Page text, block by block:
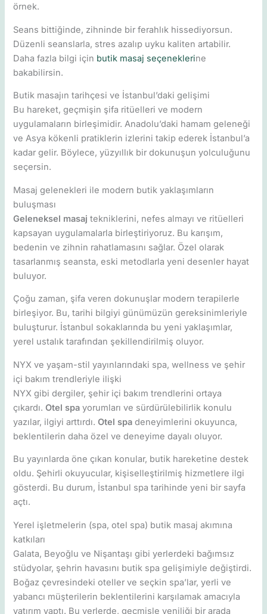
örnek.
Seans bittiğinde, zihninde bir ferahlık hissediyorsun.
Düzenli seanslarla, stres azalıp uyku kaliten artabilir.
Daha fazla bilgi için butik masaj seçeneklerine
bakabilirsin.
Butik masajın tarihçesi ve İstanbul’daki gelişimi
Bu hareket, geçmişin şifa ritüelleri ve modern
uygulamaların birleşimidir. Anadolu’daki hamam geleneği
ve Asya kökenli pratiklerin izlerini takip ederek İstanbul’a
kadar gelir. Böylece, yüzyıllık bir dokunuşun yolculuğunu
seçersin.
Masaj gelenekleri ile modern butik yaklaşımların
buluşması
Geleneksel masaj tekniklerini, nefes almayı ve ritüelleri
kapsayan uygulamalarla birleştiriyoruz. Bu karışım,
bedenin ve zihnin rahatlamasını sağlar. Özel olarak
tasarlanmış seansta, eski metodlarla yeni desenler hayat
buluyor.
Çoğu zaman, şifa veren dokunuşlar modern terapilerle
birleşiyor. Bu, tarihi bilgiyi günümüzün gereksinimleriyle
buluşturur. İstanbul sokaklarında bu yeni yaklaşımlar,
yerel ustalık tarafından şekillendirilmiş oluyor.
NYX ve yaşam-stil yayınlarındaki spa, wellness ve şehir
içi bakım trendleriyle ilişki
NYX gibi dergiler, şehir içi bakım trendlerini ortaya
çıkardı.Otel spa yorumları ve sürdürülebilirlik konulu
yazılar, ilgiyi arttırdı.Otel spa deneyimlerini okuyunca,
beklentilerin daha özel ve deneyime dayalı oluyor.
Bu yayınlarda öne çıkan konular, butik hareketine destek
oldu. Şehirli okuyucular, kişiselleştirilmiş hizmetlere ilgi
gösterdi. Bu durum, İstanbul spa tarihinde yeni bir sayfa
açtı.
Yerel işletmelerin (spa, otel spa) butik masaj akımına
katkıları
Galata, Beyoğlu ve Nişantaşı gibi yerlerdeki bağımsız
stüdyolar, şehrin havasını butik spa gelişimiyle değiştirdi.
Boğaz çevresindeki oteller ve seçkin spa’lar, yerli ve
yabancı müşterilerin beklentilerini karşılamak amacıyla
yatırım yaptı. Bu yerlerde, geçmişle yeniliği bir arada